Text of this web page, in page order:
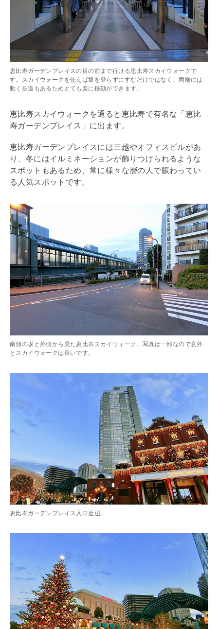
恵比寿ガーデンプレイスの目の前まで行ける恵比寿スカイウォークで
す。スカイウォークを使えば坂を登らずにすむだけではなく、両端には
動く歩道もあるためとても楽に移動ができます。
恵比寿スカイウォークを通ると恵比寿で有名な「恵比
寿ガーデンプレイス」に出ます。
恵比寿ガーデンプレイスには三越やオフィスビルがあ
り、冬にはイルミネーションが飾りつけられるような
スポットもあるため、常に様々な層の人で賑わってい
る人気スポットです。
南側の坂と外側から見た恵比寿スカイウォーク。写真は一部なので意外
とスカイウォークは長いです。
恵比寿ガーデンプレイス入口近辺。